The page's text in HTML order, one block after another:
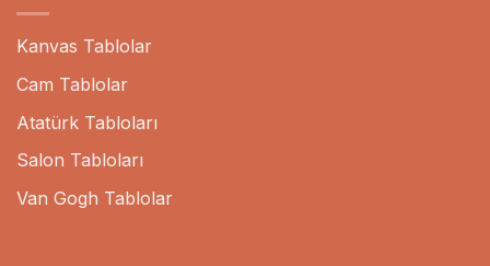
Kanvas Tablolar
Cam Tablolar
Atatürk Tabloları
Salon Tabloları
Van Gogh Tablolar